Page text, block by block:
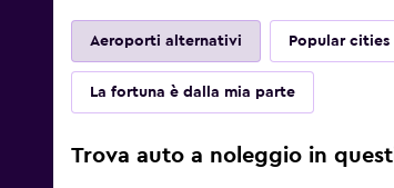
Aeroporti alternativi Popular cities
La fortuna è dalla mia parte
Trova auto a noleggio in